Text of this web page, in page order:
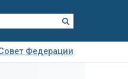
Федерации